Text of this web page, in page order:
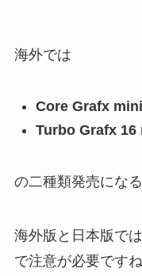
海外では
Core Grafx mini
Turbo Grafx 16
の二種類発売になる
海外版と日本版で
で注意が必要ですね